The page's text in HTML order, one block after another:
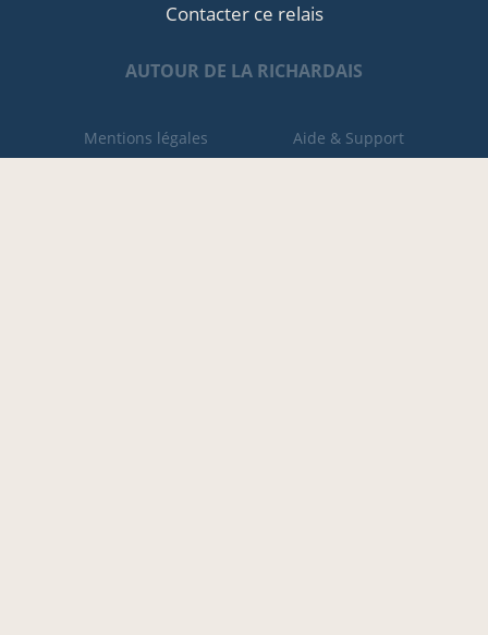
Contacter ce relais
AUTOUR DE LA RICHARDAIS
Mentions légales Aide & Support